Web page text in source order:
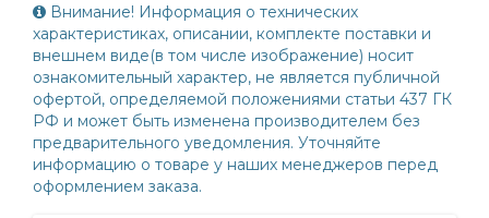
Внимание! Информация о технических
характеристиках, описании, комплекте поставки и
внешнем виде(в том числе изображение) носит
ознакомительный характер, не является публичной
офертой, определяемой положениями статьи 437 ГК
РФ и может быть изменена производителем без
предварительного уведомления. Уточняйте
информацию о товаре у наших менеджеров перед
оформлением заказа.